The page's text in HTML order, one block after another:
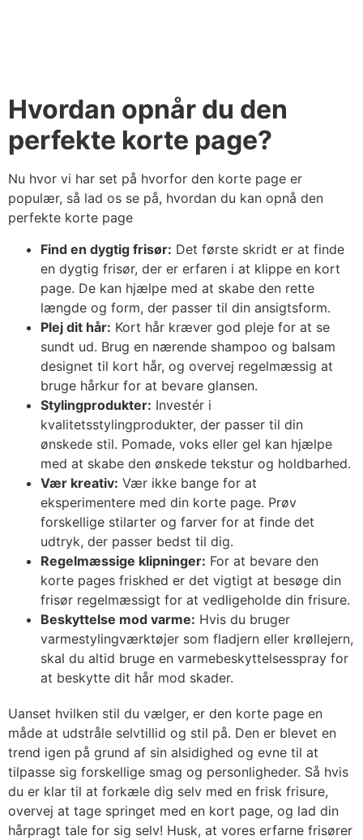
Hvordan opnår du den
perfekte korte page?
Nu hvor vi har set på hvorfor den korte page er
populær, så lad os se på, hvordan du kan opnå den
perfekte korte page
Find en dygtig frisør: Det første skridt er at finde
en dygtig frisør, der er erfaren i at klippe en kort
page. De kan hjælpe med at skabe den rette
længde og form, der passer til din ansigtsform.
Plej dit hår: Kort hår kræver god pleje for at se
sundt ud. Brug en nærende shampoo og balsam
designet til kort hår, og overvej regelmæssig at
bruge hårkur for at bevare glansen.
Stylingprodukter: Investér i
kvalitetsstylingprodukter, der passer til din
ønskede stil. Pomade, voks eller gel kan hjælpe
med at skabe den ønskede tekstur og holdbarhed.
Vær kreativ: Vær ikke bange for at
eksperimentere med din korte page. Prøv
forskellige stilarter og farver for at finde det
udtryk, der passer bedst til dig.
Regelmæssige klipninger: For at bevare den
korte pages friskhed er det vigtigt at besøge din
frisør regelmæssigt for at vedligeholde din frisure.
Beskyttelse mod varme: Hvis du bruger
varmestylingværktøjer som fladjern eller krøllejern,
skal du altid bruge en varmebeskyttelsesspray for
at beskytte dit hår mod skader.
Uanset hvilken stil du vælger, er den korte page en
måde at udstråle selvtillid og stil på. Den er blevet en
trend igen på grund af sin alsidighed og evne til at
tilpasse sig forskellige smag og personligheder. Så hvis
du er klar til at forkæle dig selv med en frisk frisure,
overvej at tage springet med en kort page, og lad din
hårpragt tale for sig selv! Husk, at vores erfarne frisører